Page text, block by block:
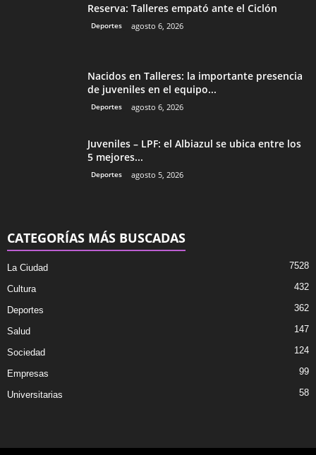
Reserva: Talleres empató ante el Ciclón
Deportes agosto 6, 2026
Nacidos en Talleres: la importante presencia
de juveniles en el equipo...
Deportes agosto 6, 2026
Juveniles – LPF: el Albiazul se ubica entre los
5 mejores...
Deportes agosto 5, 2026
CATEGORÍAS MÁS BUSCADAS
La Ciudad 7528
Cultura 432
Deportes 362
Salud 147
Sociedad 124
Empresas 99
Universitarias 58